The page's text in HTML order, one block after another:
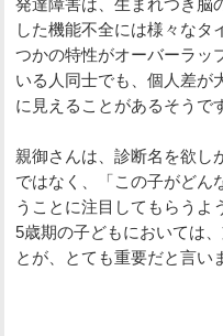
した機能不全には様々なタ
つかの特性がオーバーラッ
いる人同士でも、個人差が
に見えることがあるそうで
親御さんは、診断名を欲し
ではなく、「この子がどん
うことに注目してもらうよ
5歳期の子どもにおいては
とが、とても重要だと言い